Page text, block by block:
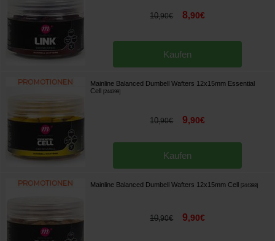
10,90€ 8,90€
Kaufen
Mainline Balanced Dumbell Wafters 12x15mm Essential
Cell [244399]
10,90€ 9,90€
Kaufen
Mainline Balanced Dumbell Wafters 12x15mm Cell [244398]
10,90€ 9,90€